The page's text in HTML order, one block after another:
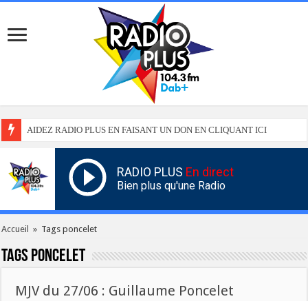
AIDEZ RADIO PLUS EN FAISANT UN DON EN CLIQUANT ICI
RADIO PLUS En direct
Bien plus qu'une Radio
Accueil » Tags poncelet
Tags poncelet
MJV du 27/06 : Guillaume Poncelet